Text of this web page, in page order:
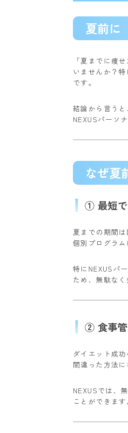
夏前に
「夏までに痩
いませんか？
です。
結論から言う
NEXUSパーソ
なぜ夏
① 最短で
夏までの期間は
個別プログラム
特にNEXUSパ
ため、無駄な
② 食事管
ダイエット成
間違った方法に
NEXUSでは、
ことができます